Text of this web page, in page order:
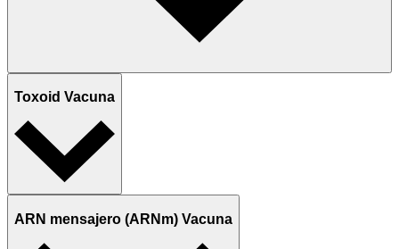
Toxoid Vacuna
ARN mensajero (ARNm) Vacuna